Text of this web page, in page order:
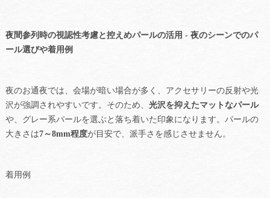
夜間参列時の視認性考慮と控えめパールの活用 - 夜のシーンでのパ
ール選びや着用例
夜のお通夜では、会場が暗い場合が多く、アクセサリーの反射や光
沢が強調されやすいです。そのため、 光沢を抑えたマットなパール
や、グレー系パールを選ぶと落ち着いた印象になります。パールの
大きさは7～8mm程度が目安で、派手さを感じさせません。
着用例